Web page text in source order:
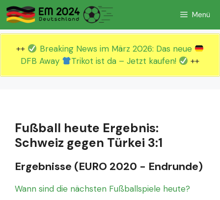
Zum
Inhalt
springen
Menü
++
Breaking News im März 2026: Das neue
DFB Away
Trikot ist da – Jetzt kaufen! ++
Fußball heute Ergebnis:
Schweiz gegen Türkei 3:1
Ergebnisse (EURO 2020 - Endrunde)
Wann sind die nächsten Fußballspiele heute?